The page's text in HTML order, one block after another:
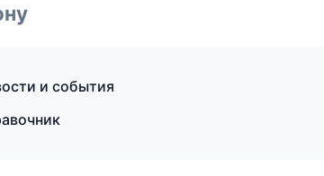
и события